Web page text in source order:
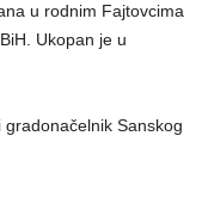
u rodnim Fajtovcima
Ukopan je u
Sanskog